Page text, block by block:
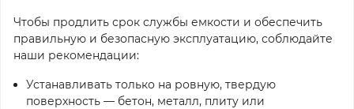
Чтобы продлить срок службы емкости и обеспечить
правильную и безопасную эксплуатацию, соблюдайте
наши рекомендации:
Устанавливать только на ровную, твердую
поверхность — бетон, металл, плиту или